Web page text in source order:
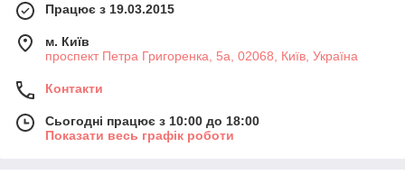
Працює з 19.03.2015
м. Київ
проспект Петра Григоренка, 5а, 02068, Київ, Україна
Контакти
Сьогодні працює з 10:00 до 18:00
Показати весь графік роботи